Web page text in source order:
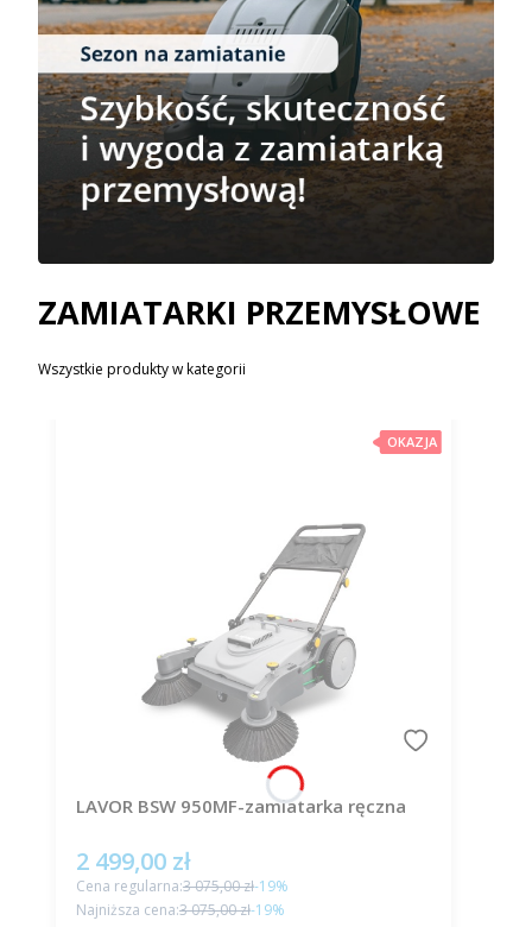
ZAMIATARKI PRZEMYSŁOWE
Wszystkie produkty w kategorii
OKAZJA
LAVOR BSW 950MF-zamiatarka ręczna
Cena promocyjna
2 499,00 zł
Cena regularna:3 075,00 zł-19%
Najniższa cena:3 075,00 zł-19%